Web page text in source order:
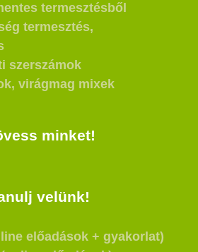
termesztésből
termesztés,
szerszámok
virágmag mixek
minket!
velünk!
előadások + gyakorlat)